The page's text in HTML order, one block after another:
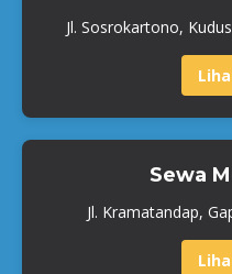
Jl. Sosrokartono,
Sewa
Jl. Kramatandap,